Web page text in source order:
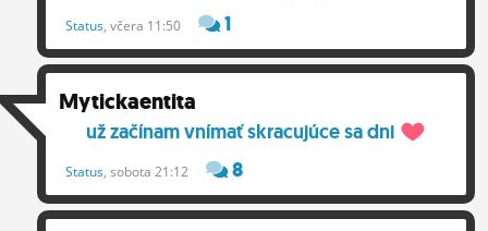
BLOGY
OBRÁZKY
ĽUDIA
MÔJ PROFIL
NASTAVENIA
Status, včera 11:50 1
Mytickaentita
už začínam vnímať skracujúce sa dni
Status, sobota 21:12 8